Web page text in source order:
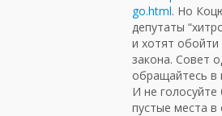
go.html. Но
депутаты
и хотят
закона. Совет
обращайтесь в
И не
пустые места в